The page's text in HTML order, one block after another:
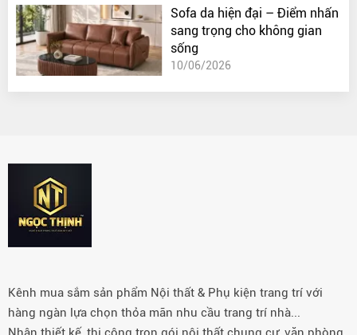
Sofa da hiện đại – Điểm nhấn
sang trọng cho không gian
sống
10/06/2026
Kênh mua sắm sản phẩm Nội thất & Phụ kiện trang trí với
hàng ngàn lựa chọn thỏa mãn nhu cầu trang trí nhà...